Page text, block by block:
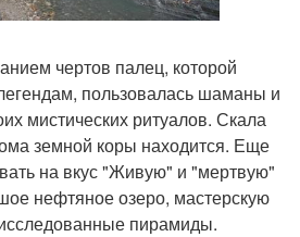
чертов палец, которой
пользовалась шаманы и
мистических ритуалов. Скала
земной коры находится. Еще
на вкус "Живую" и "мертвую"
нефтяное озеро, мастерскую
пирамиды.